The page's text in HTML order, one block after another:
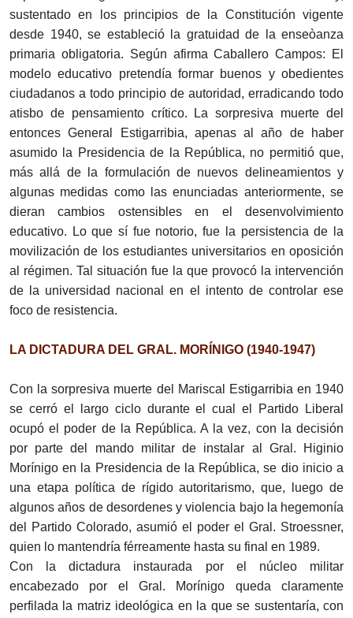
sustentado en los principios de la Constitución vigente
desde 1940, se estableció la gratuidad de la enseòanza
primaria obligatoria. Según afirma Caballero Campos: El
modelo educativo pretendía formar buenos y obedientes
ciudadanos a todo principio de autoridad, erradicando todo
atisbo de pensamiento crítico. La sorpresiva muerte del
entonces General Estigarribia, apenas al año de haber
asumido la Presidencia de la República, no permitió que,
más allá de la formulación de nuevos delineamientos y
algunas medidas como las enunciadas anteriormente, se
dieran cambios ostensibles en el desenvolvimiento
educativo. Lo que sí fue notorio, fue la persistencia de la
movilización de los estudiantes universitarios en oposición
al régimen. Tal situación fue la que provocó la intervención
de la universidad nacional en el intento de controlar ese
foco de resistencia.
LA DICTADURA DEL GRAL. MORÍNIGO (1940-1947)
Con la sorpresiva muerte del Mariscal Estigarribia en 1940
se cerró el largo ciclo durante el cual el Partido Liberal
ocupó el poder de la República. A la vez, con la decisión
por parte del mando militar de instalar al Gral. Higinio
Morínigo en la Presidencia de la República, se dio inicio a
una etapa política de rígido autoritarismo, que, luego de
algunos años de desordenes y violencia bajo la hegemonía
del Partido Colorado, asumió el poder el Gral. Stroessner,
quien lo mantendría férreamente hasta su final en 1989.
Con la dictadura instaurada por el núcleo militar
encabezado por el Gral. Morínigo queda claramente
perfilada la matriz ideológica en la que se sustentaría, con